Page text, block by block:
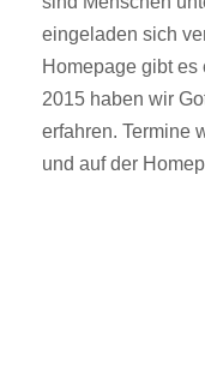
eingeladen sich
Homepage gibt
2015 haben wir
erfahren. Termine
und auf der